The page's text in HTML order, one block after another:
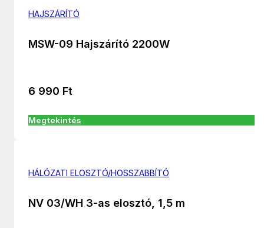
HAJSZÁRÍTÓ
MSW-09 Hajszárító 2200W
6 990 Ft
Megtekintés
HÁLÓZATI ELOSZTÓ/HOSSZABBÍTÓ
NV 03/WH 3-as elosztó, 1,5 m